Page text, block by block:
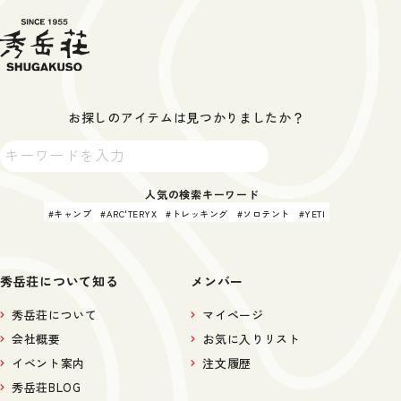
お探しのアイテムは見つかりましたか？
人気の検索キーワード
キャンプ ARC'TERYX トレッキング ソロテント YETI
秀岳荘について知る
秀岳荘について
会社概要
イベント案内
秀岳荘BLOG
メンバー
マイページ
お気に入りリスト
注文履歴